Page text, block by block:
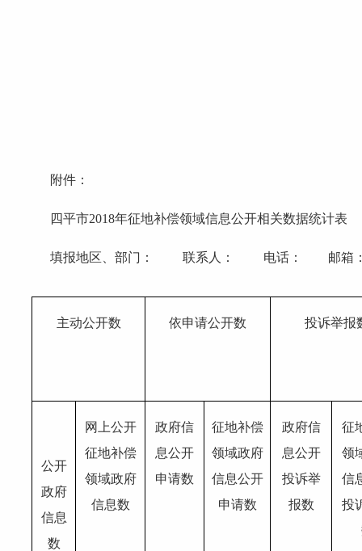
附件：
四平市2018年征地补偿领域信息公开相关数据统计表
填报地区、部门： 联系人： 电话： 邮箱：
主动公开数 依申请公开数 投诉举报
公开
政府
信息
数
网上公开
征地补偿
领域政府
信息数
政府信
息公开
申请数
征地补偿
领域政府
信息公开
申请数
政府信
息公开
投诉举
报数
征
领
信
投